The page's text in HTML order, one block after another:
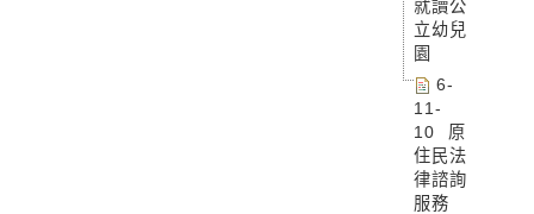
就讀公
立幼兒
園
6-
11-
10 原
住民法
律諮詢
服務